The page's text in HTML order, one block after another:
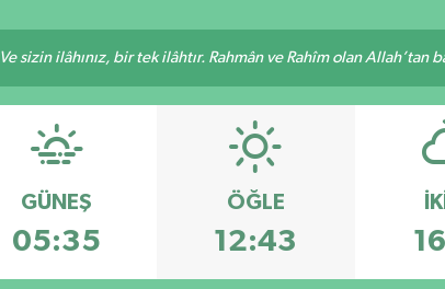
Ve sizin ilâhınız, bir tek ilâhtır. Rahmân ve Rahîm olan Allah’tan
GÜNEŞ
05:35
ÖĞLE
12:43